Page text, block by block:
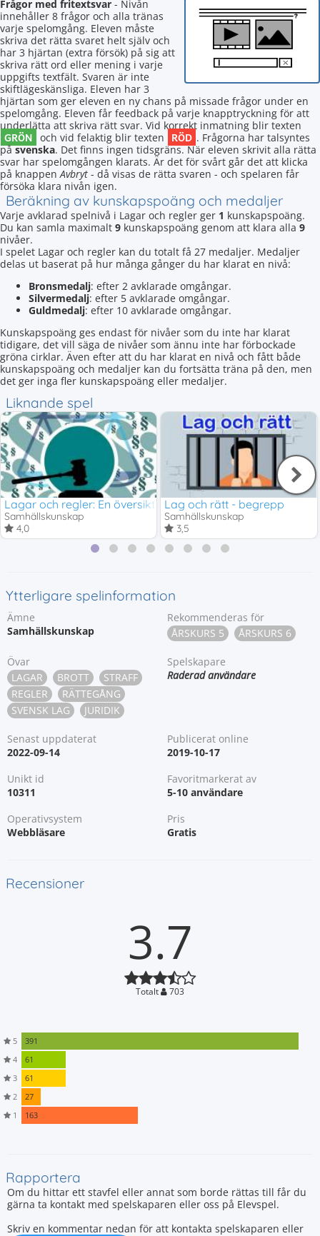
Frågor med fritextsvar - Nivån
innehåller 8 frågor och alla tränas
varje spelomgång. Eleven måste
skriva det rätta svaret helt själv och
har 3 hjärtan (extra försök) på sig att
skriva rätt ord eller mening i varje
uppgifts textfält. Svaren är inte
skiftlägeskänsliga. Eleven har 3
hjärtan som ger eleven en ny chans på missade frågor under en
spelomgång. Eleven får feedback på varje knapptryckning för att
underlätta att skriva rätt svar. Vid korrekt inmatning blir texten
GRÖN och vid felaktig blir texten RÖD . Frågorna har talsyntes
påsvenska. Det finns ingen tidsgräns. När eleven skrivit alla rätta
svar har spelomgången klarats. Är det för svårt går det att klicka
på knappenAvbryt - då visas de rätta svaren - och spelaren får
försöka klara nivån igen.
Beräkning av kunskapspoäng och medaljer
Varje avklarad spelnivå i Lagar och regler ger 1 kunskapspoäng.
Du kan samla maximalt 9 kunskapspoäng genom att klara alla 9
nivåer.
I spelet Lagar och regler kan du totalt få 27 medaljer. Medaljer
delas ut baserat på hur många gånger du har klarat en nivå:
Bronsmedalj: efter 2 avklarade omgångar.
Silvermedalj: efter 5 avklarade omgångar.
Guldmedalj: efter 10 avklarade omgångar.
Kunskapspoäng ges endast för nivåer som du inte har klarat
tidigare, det vill säga de nivåer som ännu inte har förbockade
gröna cirklar. Även efter att du har klarat en nivå och fått både
kunskapspoäng och medaljer kan du fortsätta träna på den, men
det ger inga fler kunskapspoäng eller medaljer.
Liknande spel
Lagar och regler: En översikt
Samhällskunskap
4,0
Lag och rätt - begrepp
Samhällskunskap
3,5
Ytterligare spelinformation
Ämne
Samhällskunskap
Rekommenderas för
ÅRSKURS 5
ÅRSKURS 6
Övar
LAGAR
BROTT
STRAFF
REGLER
RÄTTEGÅNG
SVENSK LAG
JURIDIK
Spelskapare
Raderad användare
Senast uppdaterat
2022-09-14
Publicerat online
2019-10-17
Unikt id
10311
Favoritmarkerat av
5-10 användare
Operativsystem
Webbläsare
Pris
Gratis
Recensioner
3.7
Totalt 703
5
391
4
61
3
61
2
27
1
163
Rapportera
Om du hittar ett stavfel eller annat som borde rättas till får du
gärna ta kontakt med spelskaparen eller oss på Elevspel.
Skriv en kommentar nedan för att kontakta spelskaparen eller